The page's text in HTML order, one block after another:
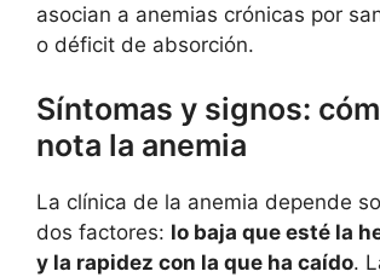
asocian a anemias crónicas por
o déficit de absorción.
Síntomas y signos:
nota la anemia
La clínica de la anemia depende
dos factores: lo baja que esté la
y la rapidez con la que ha caído.